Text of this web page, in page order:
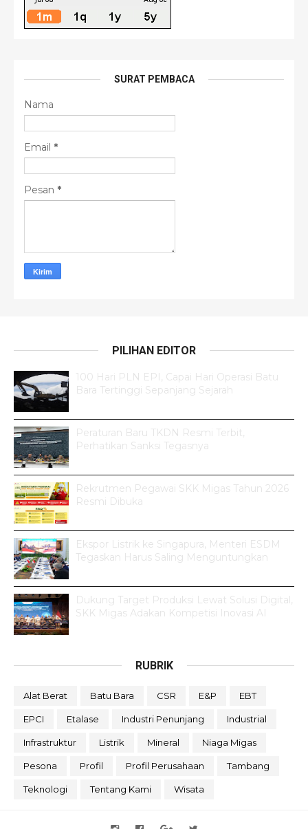
SURAT PEMBACA
Nama
Email *
Pesan *
PILIHAN EDITOR
100 Hari PLN EPI, Capai Hari Operasi Batu
Bara Tertinggi Sepanjang Sejarah
Peraturan Baru TKDN Resmi Terbit,
Perhatikan Sanksi Tegasnya
Rekrutmen Pegawai SKK Migas Tahun 2026
Resmi Dibuka
Ekspor Listrik ke Singapura, Menteri ESDM
Tegaskan Harus Saling Menguntungkan
Dukung Target Produksi Lewat Solusi Digital,
SKK Migas Adakan Kompetisi Inovasi AI
RUBRIK
Alat Berat Batu Bara CSR E&P EBT
EPCI Etalase Industri Penunjang Industrial
Infrastruktur Listrik Mineral Niaga Migas
Pesona Profil Profil Perusahaan Tambang
Teknologi Tentang Kami Wisata